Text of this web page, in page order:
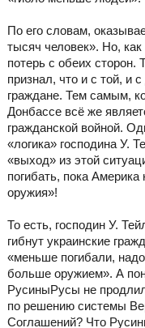
По его словам,
тысяч человек». Но,
потерь с обеих сторон.
признал, что и с той, и
граждане. Тем самым,
Донбассе всё же
гражданской войной.
«логика» господина У.
«выход» из этой
погибать, пока
оружия»!
То есть, господин У.
гибнут украинские
«меньше погибали,
больше оружием». А
РусиныРусы не
по решению системы
Соглашений? Что